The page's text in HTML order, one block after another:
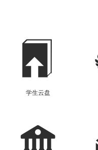
学生云盘